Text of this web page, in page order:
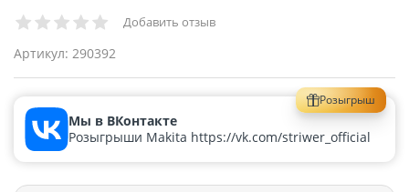
Добавить отзыв
Артикул: 290392
Розыгрыш
Мы в ВКонтакте
Розыгрыши Makita https://vk.com/striwer_official